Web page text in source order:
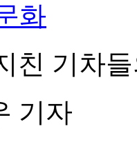
화
친 기차
기자